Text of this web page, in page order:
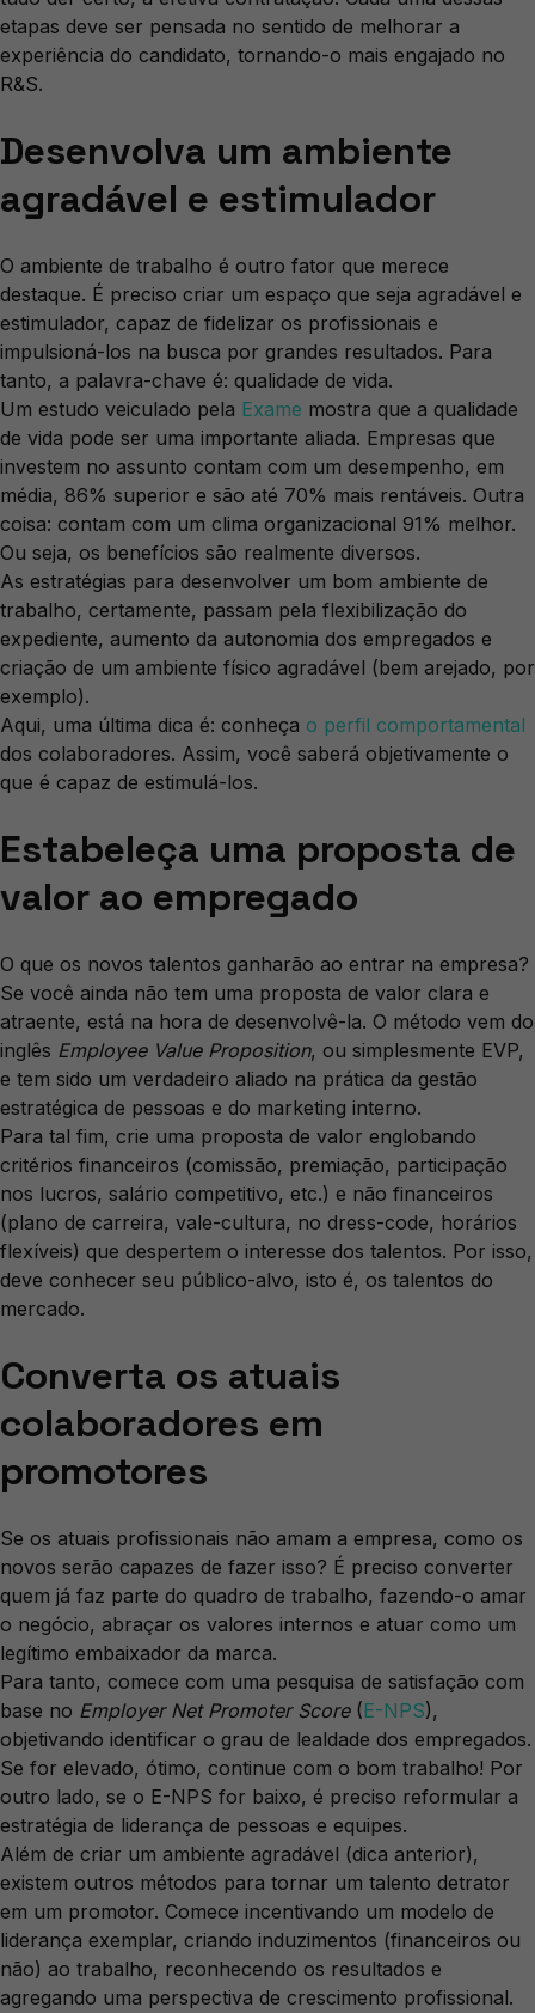
etapas deve ser pensada no sentido de melhorar a
experiência do candidato, tornando-o mais engajado no
R&S.
Desenvolva um ambiente
agradável e estimulador
O ambiente de trabalho é outro fator que merece
destaque. É preciso criar um espaço que seja agradável e
estimulador, capaz de fidelizar os profissionais e
impulsioná-los na busca por grandes resultados. Para
tanto, a palavra-chave é: qualidade de vida.
Um estudo veiculado pela Exame mostra que a qualidade
de vida pode ser uma importante aliada. Empresas que
investem no assunto contam com um desempenho, em
média, 86% superior e são até 70% mais rentáveis. Outra
coisa: contam com um clima organizacional 91% melhor.
Ou seja, os benefícios são realmente diversos.
As estratégias para desenvolver um bom ambiente de
trabalho, certamente, passam pela flexibilização do
expediente, aumento da autonomia dos empregados e
criação de um ambiente físico agradável (bem arejado, por
exemplo).
Aqui, uma última dica é: conheça o perfil comportamental
dos colaboradores. Assim, você saberá objetivamente o
que é capaz de estimulá-los.
Estabeleça uma proposta de
valor ao empregado
O que os novos talentos ganharão ao entrar na empresa?
Se você ainda não tem uma proposta de valor clara e
atraente, está na hora de desenvolvê-la. O método vem do
inglês Employee Value Proposition, ou simplesmente EVP,
e tem sido um verdadeiro aliado na prática da gestão
estratégica de pessoas e do marketing interno.
Para tal fim, crie uma proposta de valor englobando
critérios financeiros (comissão, premiação, participação
nos lucros, salário competitivo, etc.) e não financeiros
(plano de carreira, vale-cultura, no dress-code, horários
flexíveis) que despertem o interesse dos talentos. Por isso,
deve conhecer seu público-alvo, isto é, os talentos do
mercado.
Converta os atuais
colaboradores em
promotores
Se os atuais profissionais não amam a empresa, como os
novos serão capazes de fazer isso? É preciso converter
quem já faz parte do quadro de trabalho, fazendo-o amar
o negócio, abraçar os valores internos e atuar como um
legítimo embaixador da marca.
Para tanto, comece com uma pesquisa de satisfação com
base no Employer Net Promoter Score(E-NPS),
objetivando identificar o grau de lealdade dos empregados.
Se for elevado, ótimo, continue com o bom trabalho! Por
outro lado, se o E-NPS for baixo, é preciso reformular a
estratégia de liderança de pessoas e equipes.
Além de criar um ambiente agradável (dica anterior),
existem outros métodos para tornar um talento detrator
em um promotor. Comece incentivando um modelo de
liderança exemplar, criando induzimentos (financeiros ou
não) ao trabalho, reconhecendo os resultados e
agregando uma perspectiva de crescimento profissional.